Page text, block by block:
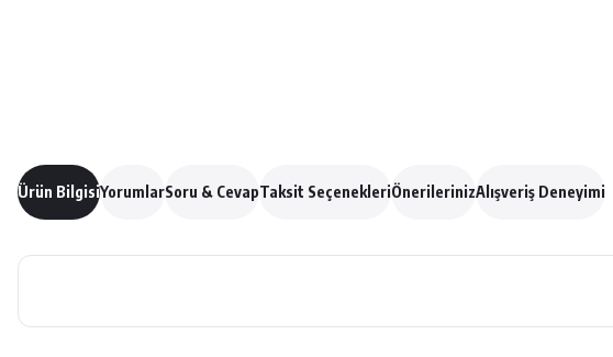
Ürün BilgisiYorumlarSoru & CevapTaksit SeçenekleriÖnerilerinizAlışveriş Deneyimi